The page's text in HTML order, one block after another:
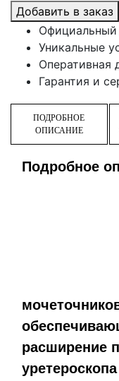
Добавить в заказ
Уникальные
Оперативная
Гарантия и
ПОДРОБНОЕ
ОПИСАНИЕ
Подробное
расширение